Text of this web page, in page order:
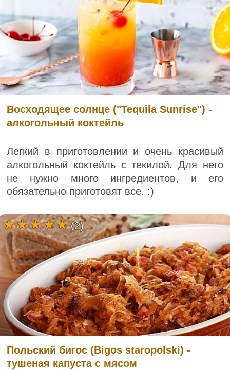
Восходящее солнце ("Tequila Sunrise") -
алкогольный коктейль
Легкий в приготовлении и очень красивый
алкогольный коктейль с текилой. Для него
не нужно много ингредиентов, и его
обязательно приготовят все. :)
Польский бигос (Bigos staropolski) -
тушеная капуста с мясом
(2)